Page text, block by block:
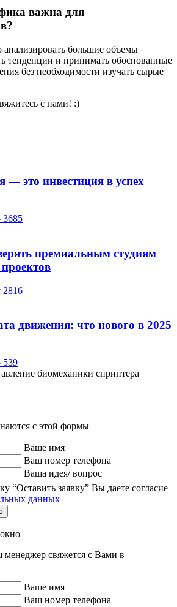
важна для
анализировать большие объемы
тенденции и принимать обоснованные
без необходимости изучать сырые
с нами! :)
это инвестиция в успех
3685
премиальным студиям
2816
движения: что нового в 2025
539
с этой формы
Ваше имя
Ваш номер телефона
Ваша идея/ вопрос
“Оставить заявку” Вы даете согласие
“Оставить заявку” Вы даете согласие
данных
менеджер свяжется с Вами в
Ваше имя
Ваш номер телефона